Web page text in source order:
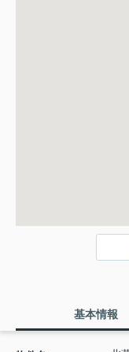
基本情報